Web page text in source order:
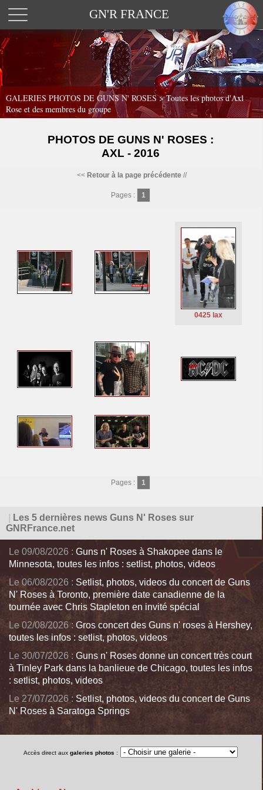
GN'R FRANCE
GALERIES PHOTOS DE GUNS N' ROSES >Toutes les photos d'Axl
Rose et des membres du groupe
PHOTOS DE GUNS N' ROSES :
AXL - 2016
<< Retour à la page précédente//
Pages : 1
0425 lax
Pages : 1
Les 5 dernières news Guns N' Roses sur
GNRFrance.net
Le 09/08/2026 : Guns n' Roses à Shakopee dans le
Minnesota, toutes les infos : setlist, photos, videos
Le 06/08/2026 : Setlist, photos, videos du concert de Guns
N' Roses à Toronto, première date canadienne de la
tournée avec Chris Stapleton en invité spécial
Le 02/08/2026 :Gros concert des Guns n' roses à Hershey,
toutes les infos : setlist, photos, videos
Le 30/07/2026 : Guns n' Roses donne un concert très court
à Tinley Park dans la banlieue de Chicago, toutes les infos
: setlist, photos, videos
Le 27/07/2026 : Setlist, photos, videos du concert de Guns
N' Roses à Saratoga Springs
Accès direct auxgaleries photos :